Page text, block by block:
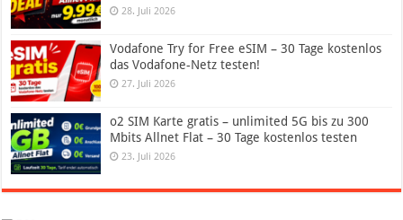
28. Juli 2026
Vodafone Try for Free eSIM – 30 Tage kostenlos
das Vodafone-Netz testen!
27. Juli 2026
o2 SIM Karte gratis – unlimited 5G bis zu 300
Mbits Allnet Flat – 30 Tage kostenlos testen
23. Juli 2026